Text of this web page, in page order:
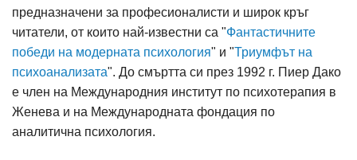
предназначени за професионалисти и широк кръг
читатели, от които най-известни са "Фантастичните
победи на модерната психология" и "Триумфът на
психоанализата". До смъртта си през 1992 г. Пиер Дако
е член на Международния институт по психотерапия в
Женева и на Международната фондация по
аналитична психология.